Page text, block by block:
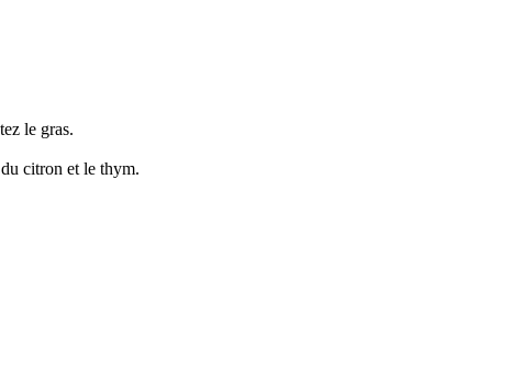
le gras.
citron et le thym.